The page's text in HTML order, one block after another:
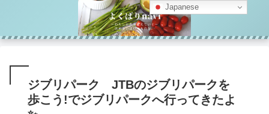
ジブリパーク JTBのジブリパークを
歩こう!でジブリパークへ行ってきたよ
Japanese